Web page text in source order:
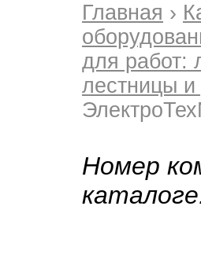
Главная ›
для работ:
лестницы
Номер